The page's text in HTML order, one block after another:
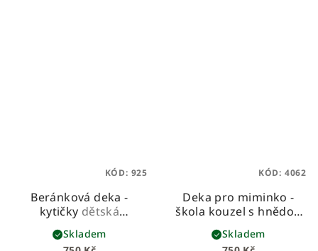
Beránková deka -
kytičky dětská
beránková deka z
prémiové bavlny a
Skladem
KÓD: 925
Deka pro miminko -
škola kouzel s hnědou
Skladem
KÓD: 4062